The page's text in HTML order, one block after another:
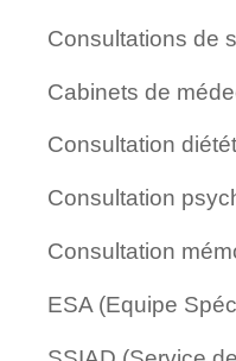
Consultations de
Cabinets de
Consultation
Consultation
Consultation
ESA (Equipe